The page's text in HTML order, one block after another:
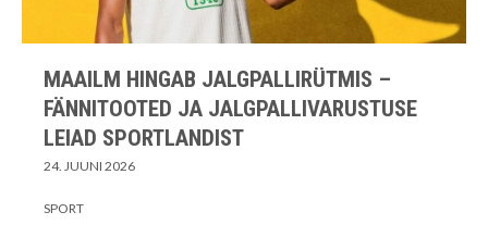
MAAILM HINGAB JALGPALLIRÜTMIS –
FÄNNITOOTED JA JALGPALLIVARUSTUSE
LEIAD SPORTLANDIST
24. JUUNI 2026
SPORT